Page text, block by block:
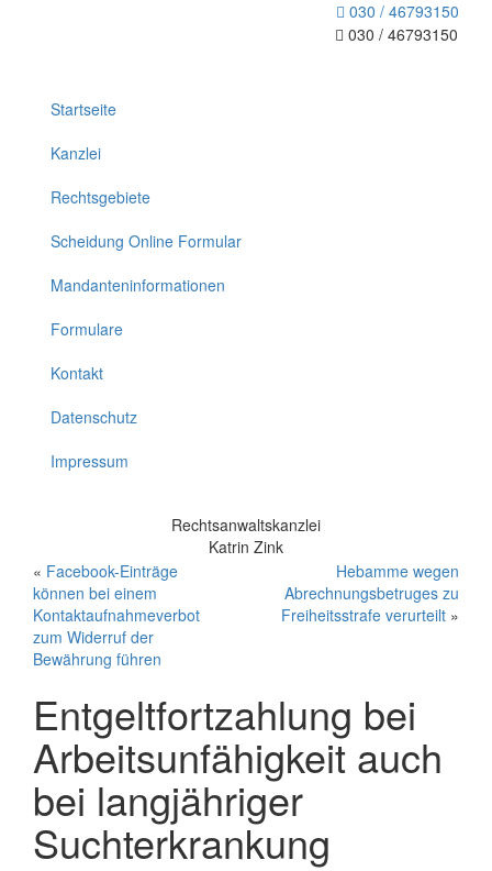
030 / 46793150
030 / 46793150
Startseite
Kanzlei
Rechtsgebiete
Scheidung Online Formular
Mandanteninformationen
Formulare
Kontakt
Datenschutz
Impressum
Rechtsanwaltskanzlei
Katrin Zink
« Facebook-Einträge
können bei einem
Kontaktaufnahmeverbot
zum Widerruf der
Bewährung führen
Hebamme wegen
Abrechnungsbetruges zu
Freiheitsstrafe verurteilt »
Entgeltfortzahlung bei
Arbeitsunfähigkeit auch
bei langjähriger
Suchterkrankung